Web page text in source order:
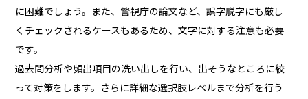
に困難でしょう。また、警視庁の論文など、誤字脱字にも厳し
くチェックされるケースもあるため、文字に対する注意も必要
です。
過去問分析や頻出項目の洗い出しを行い、出そうなところに絞
って対策をします。さらに詳細な選択肢レベルまで分析を行う